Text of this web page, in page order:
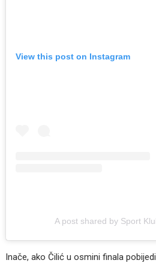
View this post on Instagram
A post shared by Sport
Inače, ako Čilić u osmini finala